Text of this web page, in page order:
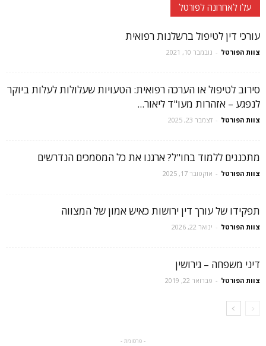
עלו לאחרונה לפורטל
עורכי דין לטיפול ברשלנות רפואית
צוות הפורטל - נובמבר 10, 2021
סירוב לטיפול או הערכה רפואית: הטעויות שעלולות לעלות ביוקר
לנפגע – אזהרות מעו"ד ליאור...
צוות הפורטל - דצמבר 23, 2025
מתכננים ללמוד בחו"ל? ארגנו את כל המסמכים הנדרשים
צוות הפורטל - אוקטובר 17, 2025
תפקידו של עורך דין ירושות כאיש אמון של המצווה
צוות הפורטל - ינואר 22, 2026
דיני משפחה – גירושין
צוות הפורטל - פברואר 22, 2019
- פרסומת -